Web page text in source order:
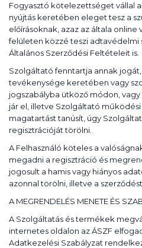
Fogyasztó kötelezettséget vállal
nyújtás keretében eleget tesz a
előírásoknak, azaz az általa
felületen közzé teszi adtavédelmi
Általános Szerződési Feltételeit is.
Szolgáltató fenntartja annak
tevékenysége keretében vagy
jogszabályba ütköző módon,
jár el, illetve Szolgáltató
magatartást tanúsít, úgy
regisztrációját törölni.
A Felhasználó köteles a
megadni a regisztráció és
jogosult a hamis vagy hiányos
azonnal törölni, illetve a
A MEGRENDELÉS MENETE ÉS
A Szolgáltatás és termékek
internetes oldalon az ÁSZF
Adatkezelési Szabályzat